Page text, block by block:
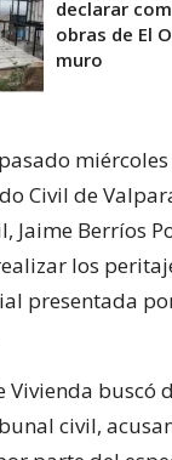
"Esta es una
declarar
obras de El
muro
miércoles
Jaime Berríos
los